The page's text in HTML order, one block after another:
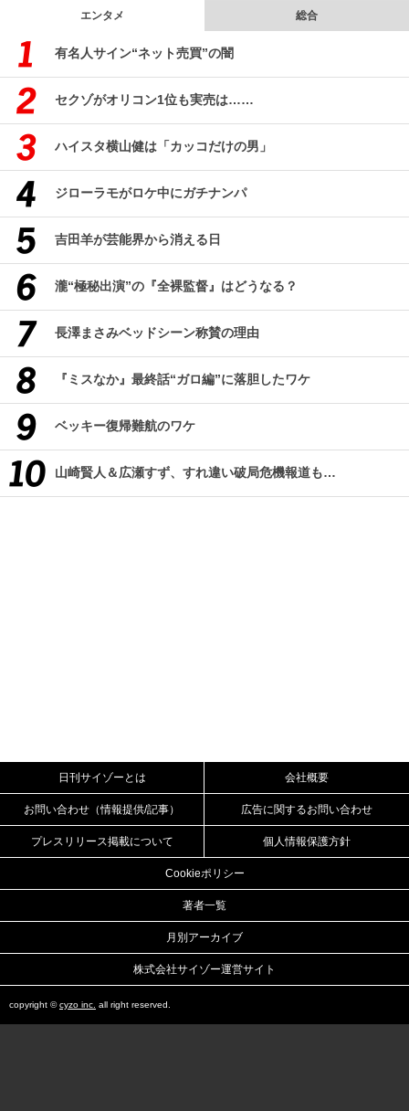
エンタメ 総合
有名人サイン“ネット売買”の闇
セクゾがオリコン1位も実売は……
ハイスタ横山健は「カッコだけの男」
ジローラモがロケ中にガチナンパ
吉田羊が芸能界から消える日
瀧“極秘出演”の『全裸監督』はどうなる？
長澤まさみベッドシーン称賛の理由
『ミスなか』最終話“ガロ編”に落胆したワケ
ベッキー復帰難航のワケ
山崎賢人＆広瀬すず、すれ違い破局危機報道も…
日刊サイゾーとは 会社概要
お問い合わせ（情報提供/記事） 広告に関するお問い合わせ
プレスリリース掲載について 個人情報保護方針
Cookieポリシー
著者一覧
月別アーカイブ
株式会社サイゾー運営サイト
copyright ©cyzo inc. all right reserved.